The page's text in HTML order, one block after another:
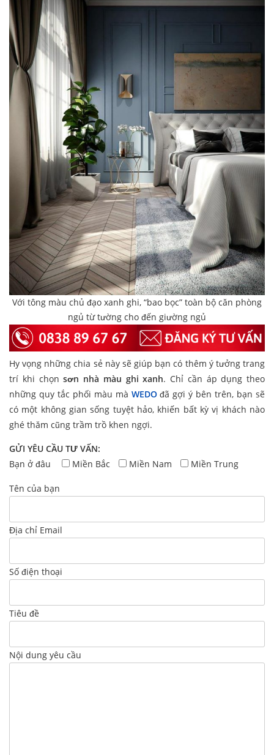
Với tông màu chủ đạo xanh ghi, “bao bọc” toàn bộ căn phòng
ngủ từ tường cho đến giường ngủ
Hy vọng những chia sẻ này sẽ giúp bạn có thêm ý tưởng trang
trí khi chọnsơn nhà màu ghi xanh. Chỉ cần áp dụng theo
những quy tắc phối màu mà WEDOđã gợi ý bên trên, bạn sẽ
có một không gian sống tuyệt hảo, khiến bất kỳ vị khách nào
ghé thăm cũng trầm trồ khen ngợi.
GỬI YÊU CẦU TƯ VẤN:
Bạn ở đâu
Miền Bắc Miền Nam Miền Trung
Tên của bạn
Địa chỉ Email
Số điện thoại
Tiêu đề
Nội dung yêu cầu